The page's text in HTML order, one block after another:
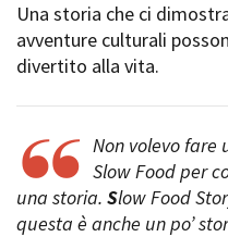
LOCATION GUIDE
FILM DATABASE
NEWS
CASTING
Una storia che ci
avventure culturali
divertito alla vita.
Non volevo fare
Slow Food per
una storia. Slow Food
questa è anche un po’